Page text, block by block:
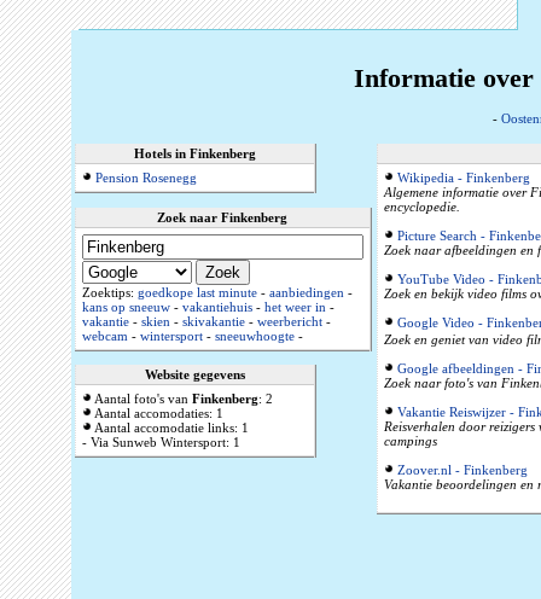
Informatie
-
Hotels in Finkenberg
Pension Rosenegg
Zoek naar Finkenberg
Zoektips: goedkope last minute- aanbiedingen-
kans op sneeuw- vakantiehuis- het weer in-
vakantie- skien- skivakantie- weerbericht-
webcam- wintersport- sneeuwhoogte-
Website gegevens
Aantal foto's van Finkenberg: 2
Aantal accomodaties: 1
Aantal accomodatie links: 1
- Via Sunweb Wintersport: 1
Wikipedia - Finkenberg
Algemene informatie over
encyclopedie.
Picture Search -
Zoek naar afbeeldingen en
YouTube Video -
Zoek en bekijk video films
Google Video -
Zoek en geniet van video
Google afbeeldingen -
Zoek naar foto's van
Vakantie Reiswijzer -
Reisverhalen door reizigers
campings
Zoover.nl - Finkenberg
Vakantie beoordelingen en